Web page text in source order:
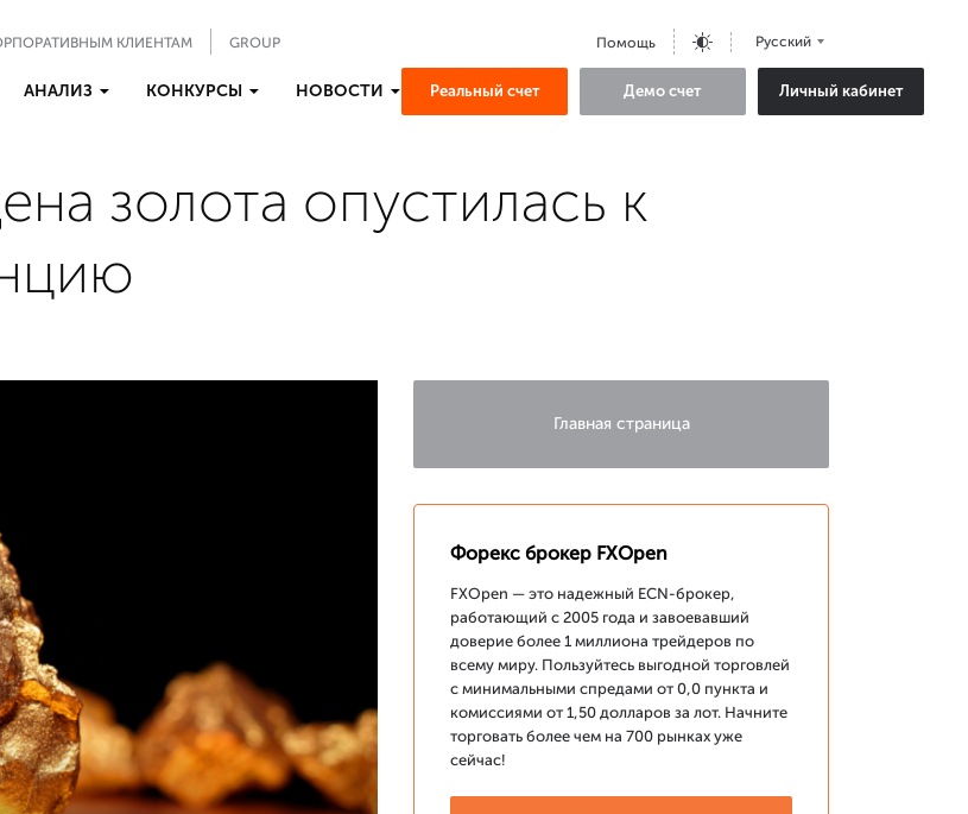
КЛИЕНТАМ GROUP Помощь Русский
АНАЛИЗ КОНКУРСЫ НОВОСТИ Реальный счет Демо счет Личный кабинет
золота опустилась к
Главная страница
Форекс брокер FXOpen
FXOpen — это надежный ECN-брокер,
работающий с 2005 года и завоевавший
доверие более 1 миллиона трейдеров по
всему миру. Пользуйтесь выгодной торговлей
с минимальными спредами от 0,0 пункта и
комиссиями от 1,50 долларов за лот. Начните
торговать более чем на 700 рынках уже
сейчас!